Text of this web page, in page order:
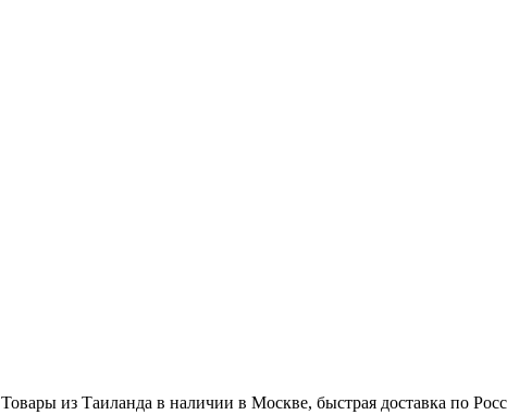
Товары из Таиланда в наличии в Москве, быстрая доставка по